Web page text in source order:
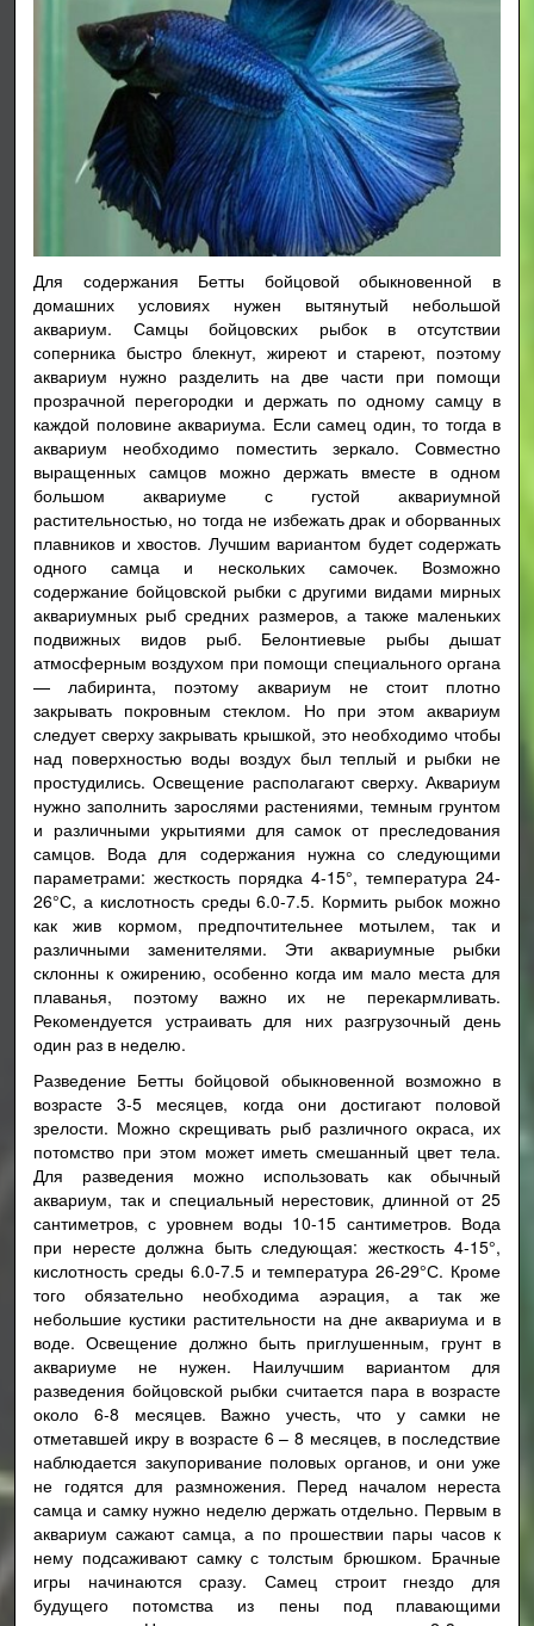
Для содержания Бетты бойцовой обыкновенной в
домашних условиях нужен вытянутый небольшой
аквариум. Самцы бойцовских рыбок в отсутствии
соперника быстро блекнут, жиреют и стареют, поэтому
аквариум нужно разделить на две части при помощи
прозрачной перегородки и держать по одному самцу в
каждой половине аквариума. Если самец один, то тогда в
аквариум необходимо поместить зеркало. Совместно
выращенных самцов можно держать вместе в одном
большом аквариуме с густой аквариумной
растительностью, но тогда не избежать драк и оборванных
плавников и хвостов. Лучшим вариантом будет содержать
одного самца и нескольких самочек. Возможно
содержание бойцовской рыбки с другими видами мирных
аквариумных рыб средних размеров, а также маленьких
подвижных видов рыб. Белонтиевые рыбы дышат
атмосферным воздухом при помощи специального органа
— лабиринта, поэтому аквариум не стоит плотно
закрывать покровным стеклом. Но при этом аквариум
следует сверху закрывать крышкой, это необходимо чтобы
над поверхностью воды воздух был теплый и рыбки не
простудились. Освещение располагают сверху. Аквариум
нужно заполнить зарослями растениями, темным грунтом
и различными укрытиями для самок от преследования
самцов. Вода для содержания нужна со следующими
параметрами: жесткость порядка 4-15°, температура 24-
26°С, а кислотность среды 6.0-7.5. Кормить рыбок можно
как жив кормом, предпочтительнее мотылем, так и
различными заменителями. Эти аквариумные рыбки
склонны к ожирению, особенно когда им мало места для
плаванья, поэтому важно их не перекармливать.
Рекомендуется устраивать для них разгрузочный день
один раз в неделю.
Разведение Бетты бойцовой обыкновенной возможно в
возрасте 3-5 месяцев, когда они достигают половой
зрелости. Можно скрещивать рыб различного окраса, их
потомство при этом может иметь смешанный цвет тела.
Для разведения можно использовать как обычный
аквариум, так и специальный нерестовик, длинной от 25
сантиметров, с уровнем воды 10-15 сантиметров. Вода
при нересте должна быть следующая: жесткость 4-15°,
кислотность среды 6.0-7.5 и температура 26-29°С. Кроме
того обязательно необходима аэрация, а так же
небольшие кустики растительности на дне аквариума и в
воде. Освещение должно быть приглушенным, грунт в
аквариуме не нужен. Наилучшим вариантом для
разведения бойцовской рыбки считается пара в возрасте
около 6-8 месяцев. Важно учесть, что у самки не
отметавшей икру в возрасте 6 – 8 месяцев, в последствие
наблюдается закупоривание половых органов, и они уже
не годятся для размножения. Перед началом нереста
самца и самку нужно неделю держать отдельно. Первым в
аквариум сажают самца, а по прошествии пары часов к
нему подсаживают самку с толстым брюшком. Брачные
игры начинаются сразу. Самец строит гнездо для
будущего потомства из пены под плавающими